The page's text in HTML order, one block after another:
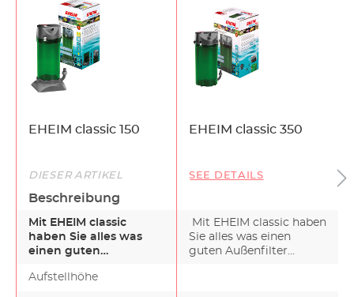
EHEIM classic 150 EHEIM classic 350
DIESER ARTIKEL SEE DETAILS
Beschreibung
Mit EHEIM classic
haben Sie alles was
einen guten
Mit der Wa…
Mit EHEIM classic haben
Sie alles was einen
guten Außenfilter
Aufstellhöhe